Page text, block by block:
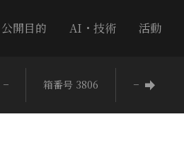
公開目的 AI・技術 活動
− 箱番号 3806 −